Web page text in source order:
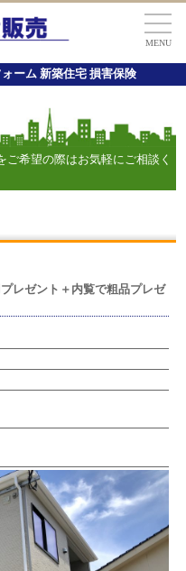
MENU
ーム 新築住宅 損害保険
希望の際はお気軽にご相談く
レゼント＋内覧で粗品プレゼ